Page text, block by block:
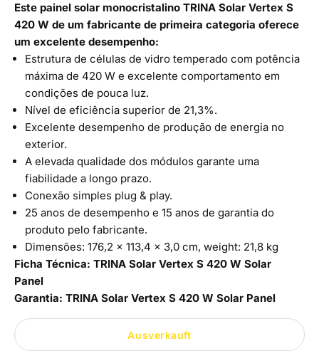
Este painel solar monocristalino TRINA Solar Vertex S
420 W de um fabricante de primeira categoria oferece
um excelente desempenho:
Estrutura de células de vidro temperado com potência
máxima de 420 W e excelente comportamento em
condições de pouca luz.
Nível de eficiência superior de 21,3%.
Excelente desempenho de produção de energia no
exterior.
A elevada qualidade dos módulos garante uma
fiabilidade a longo prazo.
Conexão simples plug & play.
25 anos de desempenho e 15 anos de garantia do
produto pelo fabricante.
Dimensões: 176,2 x 113,4 x 3,0 cm, weight: 21,8 kg
Ficha Técnica: TRINA Solar Vertex S 420 W Solar
Panel
Garantia: TRINA Solar Vertex S 420 W Solar Panel
Ausverkauft